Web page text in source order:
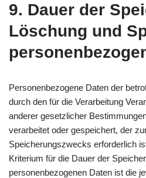
9. Dauer der
Löschung und
Personenbezogene Daten der
durch den für die Verarbeitung
anderer gesetzlicher
verarbeitet oder gespeichert, der
Speicherungszwecks erforderlich
Kriterium für die Dauer der
personenbezogenen Daten ist die